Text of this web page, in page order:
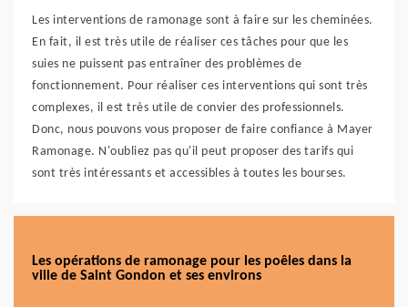
Les interventions de ramonage sont à faire sur les cheminées.
En fait, il est très utile de réaliser ces tâches pour que les
suies ne puissent pas entraîner des problèmes de
fonctionnement. Pour réaliser ces interventions qui sont très
complexes, il est très utile de convier des professionnels.
Donc, nous pouvons vous proposer de faire confiance à Mayer
Ramonage. N'oubliez pas qu'il peut proposer des tarifs qui
sont très intéressants et accessibles à toutes les bourses.
Les opérations de ramonage pour les poêles dans la
ville de Saint Gondon et ses environs